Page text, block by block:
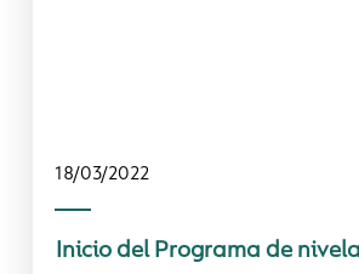
18/03/2022
Inicio del Programa de